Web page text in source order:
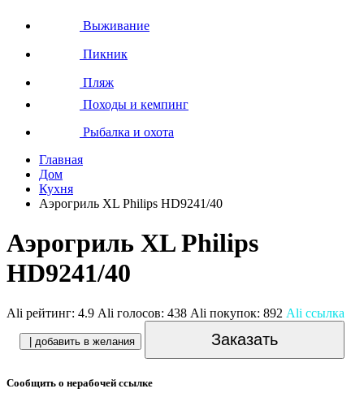
Выживание
Пикник
Пляж
Походы и кемпинг
Рыбалка и охота
Главная
Дом
Кухня
Аэрогриль XL Philips HD9241/40
Аэрогриль XL Philips
HD9241/40
Ali рейтинг: 4.9 Ali голосов: 438 Ali покупок: 892 Ali ссылка
| добавить в желания Заказать
Сообщить о нерабочей ссылке